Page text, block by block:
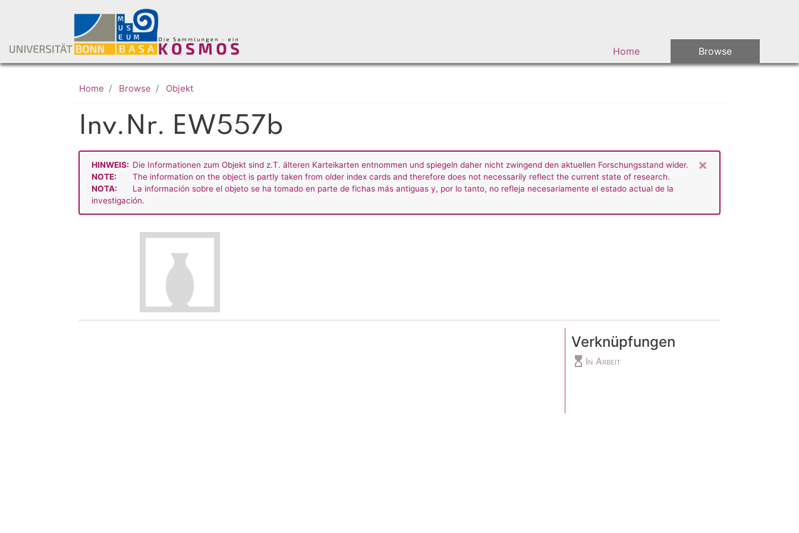
Main navigation
Home Browse
Home Browse Objekt
Inv.Nr. EW557b
×
HINWEIS: Die Informationen zum Objekt sind z.T. älteren Karteikarten entnommen und spiegeln daher nicht zwingend den aktuellen Forschungsstand wider.
NOTE:
The information on the object is partly taken from older index cards and therefore does not necessarily reflect the current state of research.
NOTA:
La información sobre el objeto se ha tomado en parte de fichas más antiguas y, por lo tanto, no refleja necesariamente el estado actual de la
investigación.
Verknüpfungen
hourglass_top In Arbeit